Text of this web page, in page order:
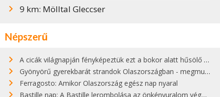
9 km: Mölltal Gleccser
Népszerű
A cicák világnapján fényképeztük ezt a bokor alatt hűsölő cicát Kisorosziban
Gyönyörű gyerekbarát strandok Olaszországban - megmutatjuk a 15 legjobbat
Ferragosto: Amikor Olaszország egész nap nyaral
Bastille nap: A Bastille lerombolása az önkényuralom végét jelentette